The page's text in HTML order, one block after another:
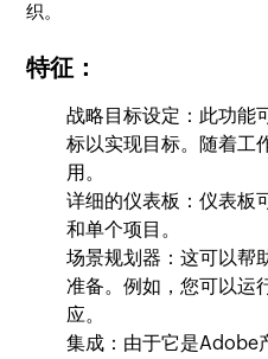
织。
特征：
战略目标设定：此功能
标以实现目标。随着工
用。
详细的仪表板：仪表板
和单个项目。
场景规划器：这可以帮
准备。例如，您可以运
应。
集成：由于它是